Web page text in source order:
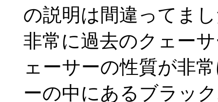
の説明は間違ってま
非常に過去のクェー
ェーサーの性質が非
ーの中にあるブラッ